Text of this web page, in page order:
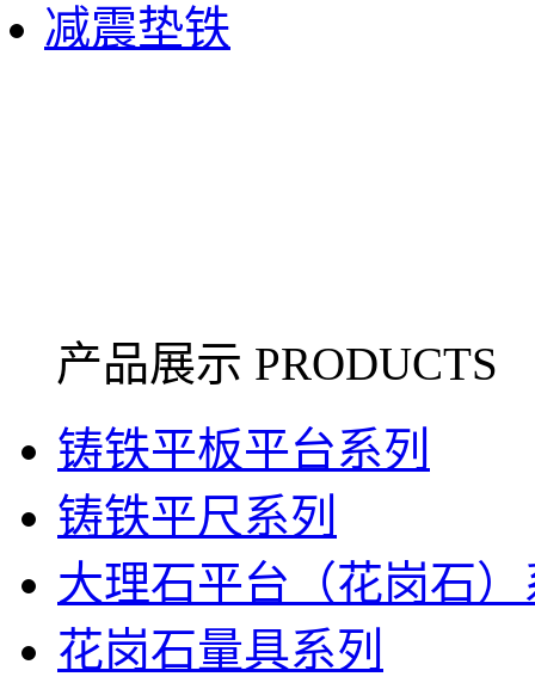
减震垫铁
产品展示 PRODUCTS
铸铁平板平台系列
铸铁平尺系列
大理石平台（花岗石）
花岗石量具系列